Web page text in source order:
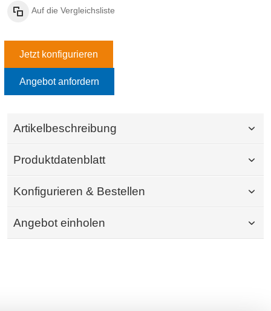
Auf die Vergleichsliste
Jetzt konfigurieren
Angebot anfordern
Artikelbeschreibung
Produktdatenblatt
Konfigurieren & Bestellen
Angebot einholen